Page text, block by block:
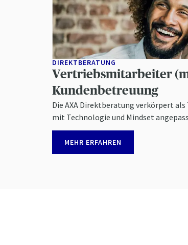
DIREKTBERATUNG
Vertriebsmitarbeiter
Kundenbetreuung
Die AXA Direktberatung verkörpert
mit Technologie und Mindset
MEHR ERFAHREN